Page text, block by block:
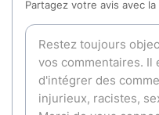
Partagez votre avis avec